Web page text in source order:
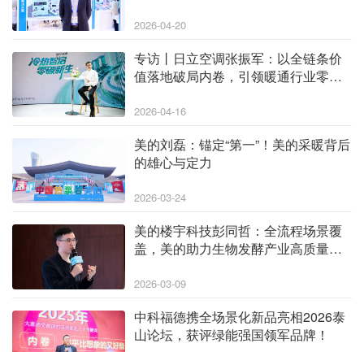
2026-04-20
专访丨日立空调张振军：以全链条价
值落地破局内卷，引领暖通行业零碳
2026-04-16
美的刘磊：锚定“第一”！美的采暖背后
的雄心与定力
2026-03-24
美的楼宇科技彭同哲：全流程场景覆
盖，美的助力生物发酵产业高质量绿
2026-03-09
中科福德携全场景化新品亮相2026泰
山论坛，获评绿能强国领军品牌！